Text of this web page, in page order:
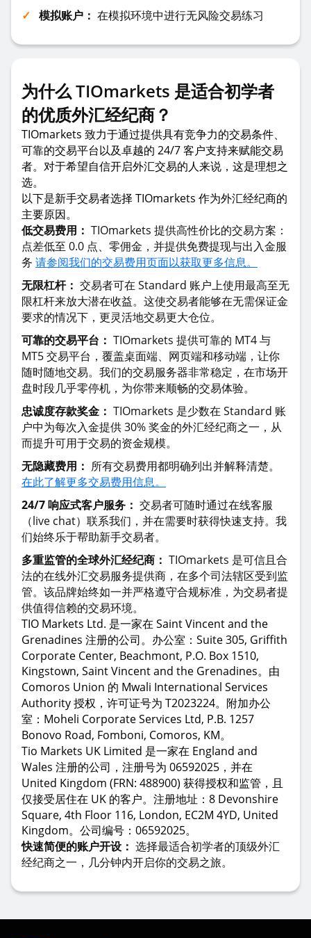
模拟账户： 在模拟环境中进行无风险交易练习
为什么 TIOmarkets 是适合初学者
的优质外汇经纪商？
TIOmarkets 致力于通过提供具有竞争力的交易条件、
可靠的交易平台以及卓越的 24/7 客户支持来赋能交易
者。对于希望自信开启外汇交易的人来说，这是理想之
选。
以下是新手交易者选择 TIOmarkets 作为外汇经纪商的
主要原因。
低交易费用： TIOmarkets 提供高性价比的交易方案：
点差低至 0.0 点、零佣金，并提供免费提现与出入金服
务 请参阅我们的交易费用页面以获取更多信息。
无限杠杆： 交易者可在 Standard 账户上使用最高至无
限杠杆来放大潜在收益。这使交易者能够在无需保证金
要求的情况下，更灵活地交易更大仓位。
可靠的交易平台： TIOmarkets 提供可靠的 MT4 与
MT5 交易平台，覆盖桌面端、网页端和移动端，让你
随时随地交易。我们的交易服务器非常稳定，在市场开
盘时段几乎零停机，为你带来顺畅的交易体验。
忠诚度存款奖金： TIOmarkets 是少数在 Standard 账
户中为每次入金提供 30% 奖金的外汇经纪商之一，从
而提升可用于交易的资金规模。
无隐藏费用： 所有交易费用都明确列出并解释清楚。
在此了解更多交易费用信息。
24/7 响应式客户服务： 交易者可随时通过在线客服
（live chat）联系我们，并在需要时获得快速支持。我
们始终乐于帮助新手交易者。
多重监管的全球外汇经纪商： TIOmarkets 是可信且合
法的在线外汇交易服务提供商，在多个司法辖区受到监
管。该品牌始终如一并严格遵守合规标准，为交易者提
供值得信赖的交易环境。
TIO Markets Ltd. 是一家在 Saint Vincent and the
Grenadines 注册的公司。办公室：Suite 305, Griffith
Corporate Center, Beachmont, P.O. Box 1510,
Kingstown, Saint Vincent and the Grenadines。由
Comoros Union 的 Mwali International Services
Authority 授权，许可证号为 T2023224。附加办公
室：Moheli Corporate Services Ltd, P.B. 1257
Bonovo Road, Fomboni, Comoros, KM。
Tio Markets UK Limited 是一家在 England and
Wales 注册的公司，注册号为 06592025，并在
United Kingdom (FRN: 488900) 获得授权和监管，且
仅接受居住在 UK 的客户。注册地址：8 Devonshire
Square, 4th Floor 116, London, EC2M 4YD, United
Kingdom。公司编号：06592025。
快速简便的账户开设： 选择最适合初学者的顶级外汇
经纪商之一，几分钟内开启你的交易之旅。